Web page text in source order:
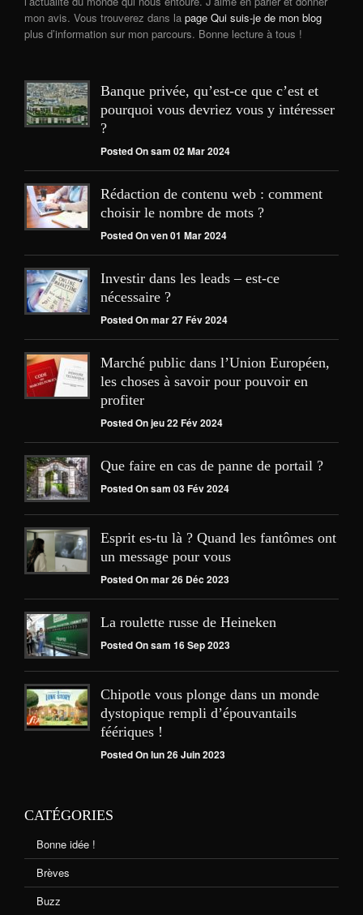
mon avis. Vous trouverez dans la page Qui suis-je de mon blog
plus d’information sur mon parcours. Bonne lecture à tous !
Banque privée, qu’est-ce que c’est et
pourquoi vous devriez vous y intéresser
?
Posted On sam 02 Mar 2024
Rédaction de contenu web : comment
choisir le nombre de mots ?
Posted On ven 01 Mar 2024
Investir dans les leads – est-ce
nécessaire ?
Posted On mar 27 Fév 2024
Marché public dans l’Union Européen,
les choses à savoir pour pouvoir en
profiter
Posted On jeu 22 Fév 2024
Que faire en cas de panne de portail ?
Posted On sam 03 Fév 2024
Esprit es-tu là ? Quand les fantômes ont
un message pour vous
Posted On mar 26 Déc 2023
La roulette russe de Heineken
Posted On sam 16 Sep 2023
Chipotle vous plonge dans un monde
dystopique rempli d’épouvantails
féériques !
Posted On lun 26 Juin 2023
CATÉGORIES
Bonne idée !
Brèves
Buzz